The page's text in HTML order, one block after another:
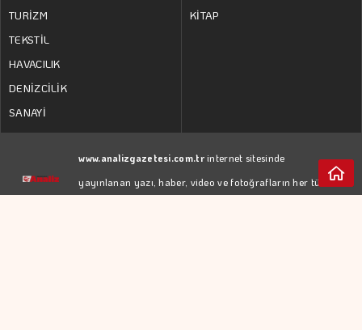
TURİZM
TEKSTİL
HAVACILIK
DENİZCİLİK
SANAYİ
KİTAP
www.analizgazetesi.com.trinternet sitesinde
yayınlanan yazı, haber, video ve fotoğrafların her türlü